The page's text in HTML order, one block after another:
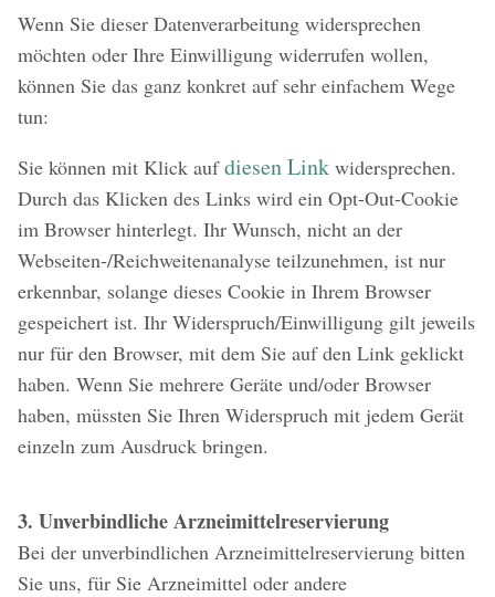
Wenn Sie dieser Datenverarbeitung widersprechen
möchten oder Ihre Einwilligung widerrufen wollen,
können Sie das ganz konkret auf sehr einfachem Wege
tun:
Sie können mit Klick aufdiesen Link widersprechen.
Durch das Klicken des Links wird ein Opt-Out-Cookie
im Browser hinterlegt. Ihr Wunsch, nicht an der
Webseiten-/Reichweitenanalyse teilzunehmen, ist nur
erkennbar, solange dieses Cookie in Ihrem Browser
gespeichert ist. Ihr Widerspruch/Einwilligung gilt jeweils
nur für den Browser, mit dem Sie auf den Link geklickt
haben. Wenn Sie mehrere Geräte und/oder Browser
haben, müssten Sie Ihren Widerspruch mit jedem Gerät
einzeln zum Ausdruck bringen.
3. Unverbindliche Arzneimittelreservierung
Bei der unverbindlichen Arzneimittelreservierung bitten
Sie uns, für Sie Arzneimittel oder andere